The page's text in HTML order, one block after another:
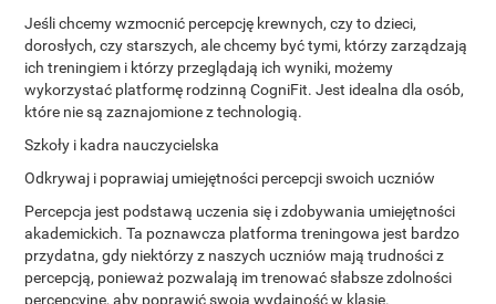
Jeśli chcemy wzmocnić percepcję krewnych, czy to dzieci,
dorosłych, czy starszych, ale chcemy być tymi, którzy zarządzają
ich treningiem i którzy przeglądają ich wyniki, możemy
wykorzystać platformę rodzinną CogniFit. Jest idealna dla osób,
które nie są zaznajomione z technologią.
Szkoły i kadra nauczycielska
Odkrywaj i poprawiaj umiejętności percepcji swoich uczniów
Percepcja jest podstawą uczenia się i zdobywania umiejętności
akademickich. Ta poznawcza platforma treningowa jest bardzo
przydatna, gdy niektórzy z naszych uczniów mają trudności z
percepcją, ponieważ pozwalają im trenować słabsze zdolności
percepcyjne, aby poprawić swoją wydajność w klasie.